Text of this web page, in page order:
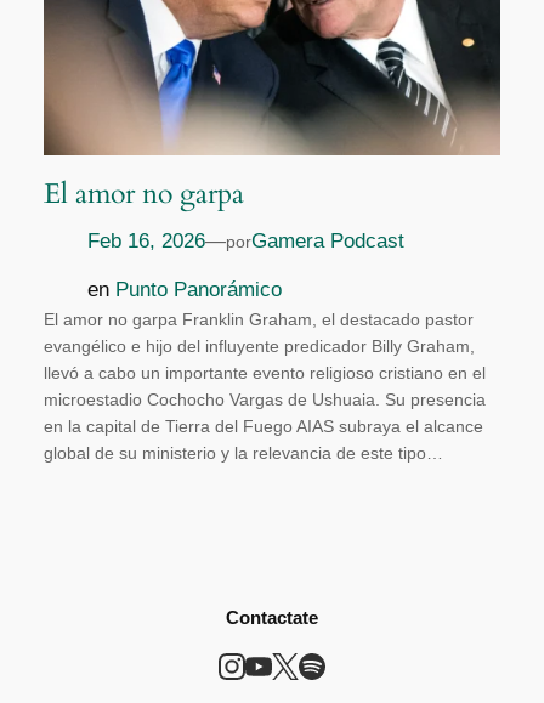
El amor no garpa
Feb 16, 2026—porGamera Podcast
en Punto Panorámico
El amor no garpa Franklin Graham, el destacado pastor
evangélico e hijo del influyente predicador Billy Graham,
llevó a cabo un importante evento religioso cristiano en el
microestadio Cochocho Vargas de Ushuaia. Su presencia
en la capital de Tierra del Fuego AIAS subraya el alcance
global de su ministerio y la relevancia de este tipo…
Contactate